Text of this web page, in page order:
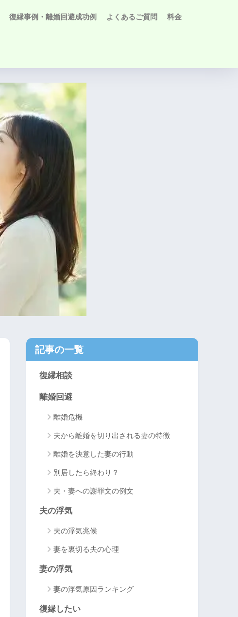
復縁事例・離婚回避成功例 よくあるご質問 料金
記事の一覧
復縁相談
離婚回避
離婚危機
夫から離婚を切り出される妻の特徴
離婚を決意した妻の行動
別居したら終わり？
夫・妻への謝罪文の例文
夫の浮気
夫の浮気兆候
妻を裏切る夫の心理
妻の浮気
妻の浮気原因ランキング
復縁したい